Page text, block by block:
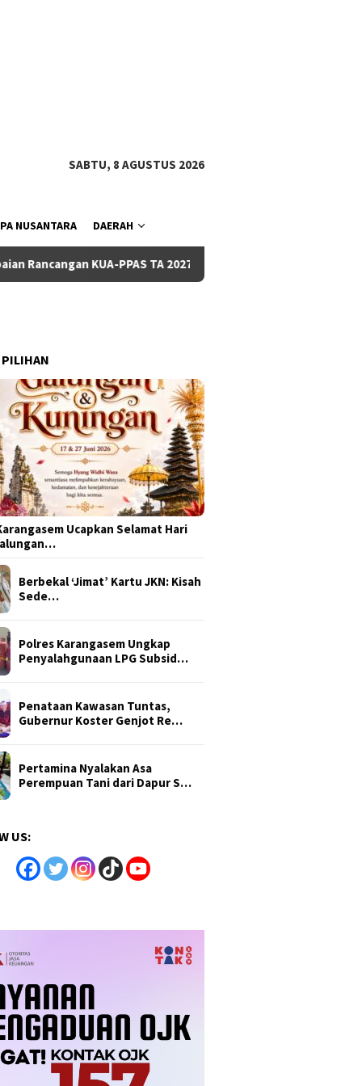
SABTU, 8 AGUSTUS 2026
NUSANTARA DAERAH
PPAS TA 2027 Pemkab dan DPRD Badung Sepakati
Ucapkan Selamat Hari
Berbekal ‘Jimat’ Kartu JKN: Kisah
Sede…
Polres Karangasem Ungkap
Penyalahgunaan LPG Subsid…
Penataan Kawasan Tuntas,
Gubernur Koster Genjot Re…
Pertamina Nyalakan Asa
Perempuan Tani dari Dapur S…
US: